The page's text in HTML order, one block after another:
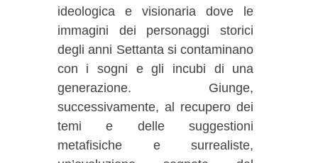
ideologica e visionaria dove le
immagini dei personaggi storici
degli anni Settanta si contaminano
con i sogni e gli incubi di una
generazione. Giunge,
successivamente, al recupero dei
temi e delle suggestioni
metafisiche e surrealiste,